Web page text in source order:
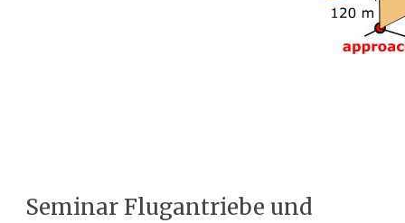
Seminar Flugantriebe und